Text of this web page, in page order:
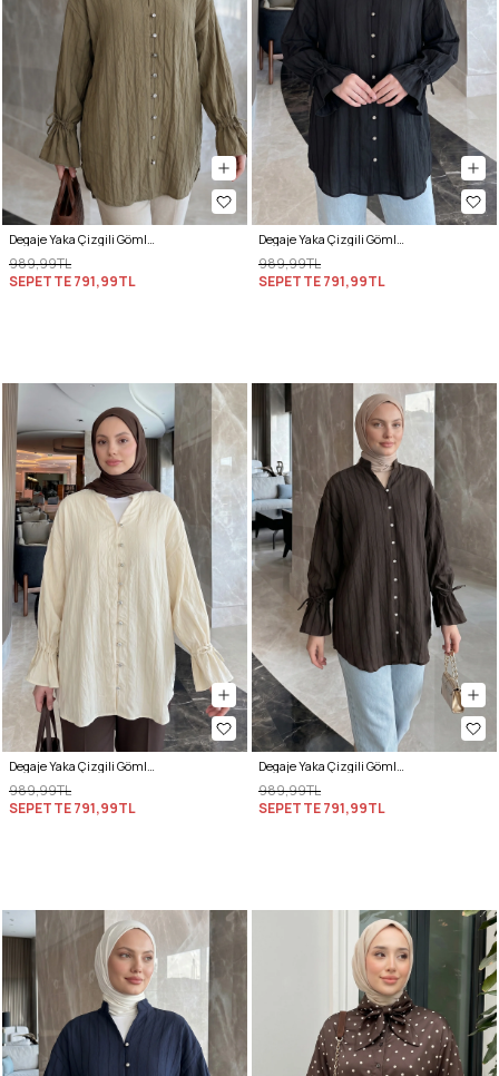
Degaje Yaka Çizgili Gömlek Y0121 - MAT HAKİ
989,99TL
SEPETTE791,99TL
Degaje Yaka Çizgili Gömlek Y0121 - SİYAH
989,99TL
SEPETTE791,99TL
Degaje Yaka Çizgili Gömlek Y0121 - TEREYAĞ SARISI
989,99TL
SEPETTE791,99TL
Degaje Yaka Çizgili Gömlek Y0121 - ACI KAHVE
989,99TL
SEPETTE791,99TL